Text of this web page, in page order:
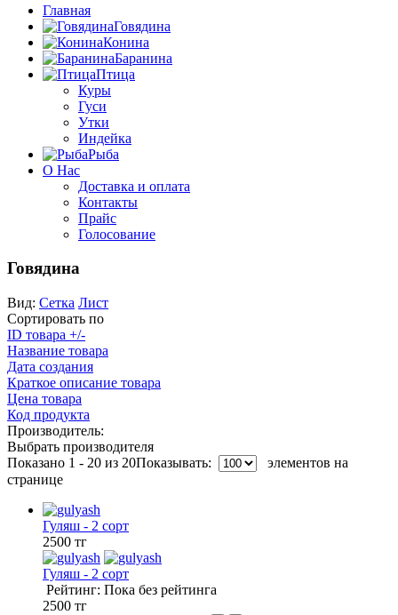
Главная
Говядина
Конина
Баранина
Птица
Куры
Гуси
Утки
Индейка
Рыба
О Нас
Доставка и оплата
Контакты
Прайс
Голосование
Говядина
Вид: Сетка Лист
Сортировать по
ID товара +/-
Название товара
Дата создания
Краткое описание товара
Цена товара
Код продукта
Производитель:
Выбрать производителя
Показано 1 - 20 из 20Показывать:
элементов на
странице
Гуляш - 2 сорт
2500 тг
Гуляш - 2 сорт
Рейтинг: Пока без рейтинга
2500 тг